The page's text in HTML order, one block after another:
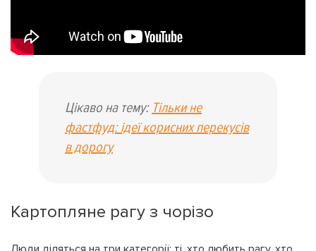
Цікаво на тему: Тільки не
фастфуд: ідеї корисних перекусів
в дорогу
Картопляне рагу з чорізо